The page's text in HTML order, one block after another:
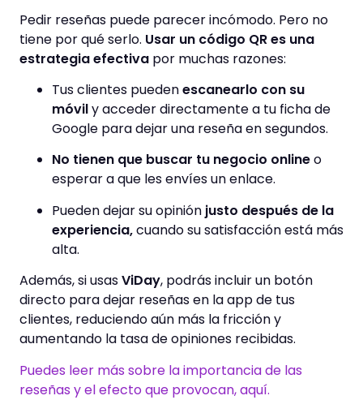
Pedir reseñas puede parecer incómodo. Pero no
tiene por qué serlo. Usar un código QR es una
estrategia efectiva por muchas razones:
Tus clientes puedenescanearlo con su
móvily acceder directamente a tu ficha de
Google para dejar una reseña en segundos.
No tienen que buscar tu negocio onlineo
esperar a que les envíes un enlace.
Pueden dejar su opinión justo después de la
experiencia,cuando su satisfacción está más
alta.
Además, si usasViDay, podrás incluir un botón
directo para dejar reseñas en la app de tus
clientes, reduciendo aún más la fricción y
aumentando la tasa de opiniones recibidas.
Puedes leer más sobre la importancia de las
reseñas y el efecto que provocan, aquí.